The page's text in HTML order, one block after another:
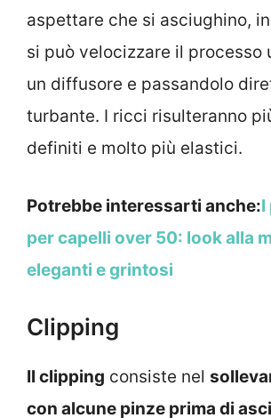
aspettare che si asciughino,
si può velocizzare il processo
un diffusore e passandolo
turbante. I ricci risulteranno
definiti e molto più elastici.
Potrebbe interessarti anche:I
per capelli over 50: look alla
eleganti e grintosi
Clipping
Il clipping consiste nel
con alcune pinze prima di